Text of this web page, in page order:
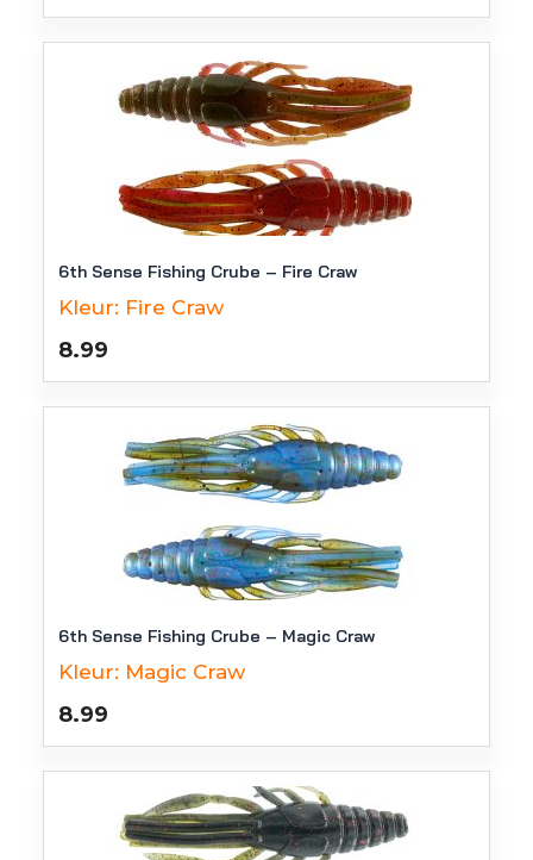
6th Sense Fishing Crube – Fire Craw
Kleur: Fire Craw
8.99
6th Sense Fishing Crube – Magic Craw
Kleur: Magic Craw
8.99